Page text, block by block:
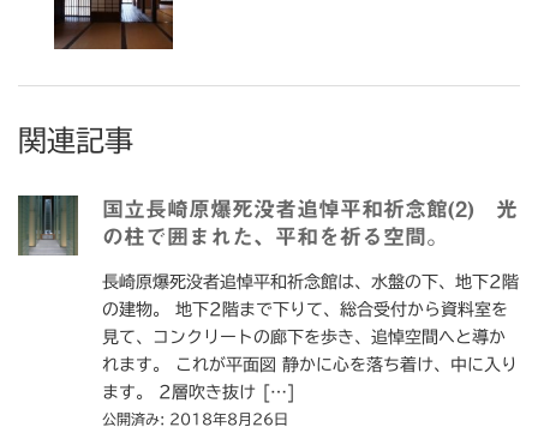
関連記事
国立長崎原爆死没者追悼平和祈念館(2) 光
の柱で囲まれた、平和を祈る空間。
長崎原爆死没者追悼平和祈念館は、水盤の下、地下2階
の建物。 地下2階まで下りて、総合受付から資料室を
見て、コンクリートの廊下を歩き、追悼空間へと導か
れます。 これが平面図 静かに心を落ち着け、中に入り
ます。 2層吹き抜け […]
公開済み: 2018年8月26日